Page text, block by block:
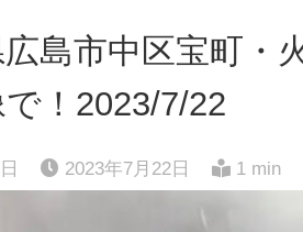
広島市中区宝町・
！2023/7/22
2023年7月22日 1 min